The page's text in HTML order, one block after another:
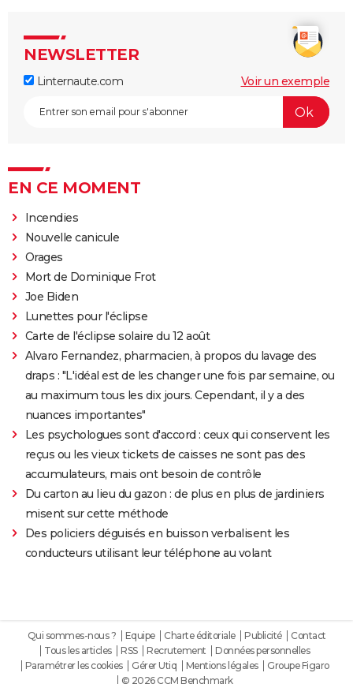
NEWSLETTER
Linternaute.com Voir un exemple
EN CE MOMENT
Incendies
Nouvelle canicule
Orages
Mort de Dominique Frot
Joe Biden
Lunettes pour l'éclipse
Carte de l'éclipse solaire du 12 août
Alvaro Fernandez, pharmacien, à propos du lavage des
draps : "L'idéal est de les changer une fois par semaine, ou
au maximum tous les dix jours. Cependant, il y a des
nuances importantes"
Les psychologues sont d'accord : ceux qui conservent les
reçus ou les vieux tickets de caisses ne sont pas des
accumulateurs, mais ont besoin de contrôle
Du carton au lieu du gazon : de plus en plus de jardiniers
misent sur cette méthode
Des policiers déguisés en buisson verbalisent les
conducteurs utilisant leur téléphone au volant
Qui sommes-nous ? Equipe Charte éditoriale Publicité
Contact
Tous les articles
RSS Recrutement
Données personnelles
Paramétrer les cookies
Gérer Utiq Mentions légales
Groupe Figaro
© 2026 CCM Benchmark